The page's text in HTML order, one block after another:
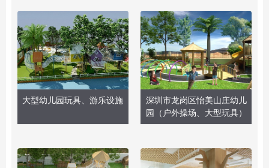
大型幼儿园玩具、游乐设施
深圳市龙岗区怡美山庄幼儿
园（户外操场、大型玩具）